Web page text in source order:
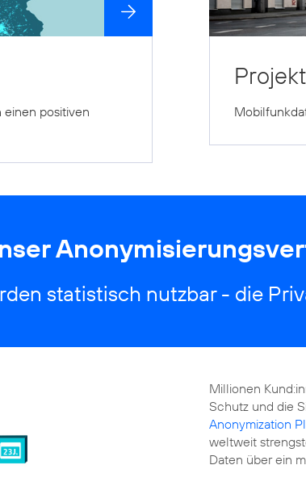
positiven
statistisch nutzbar - die
Millionen
Schutz und die
Anonymization
weltweit
Daten über ein